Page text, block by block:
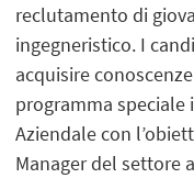
reclutamento di
ingegneristico. I
acquisire
programma
Aziendale con
Manager del settore